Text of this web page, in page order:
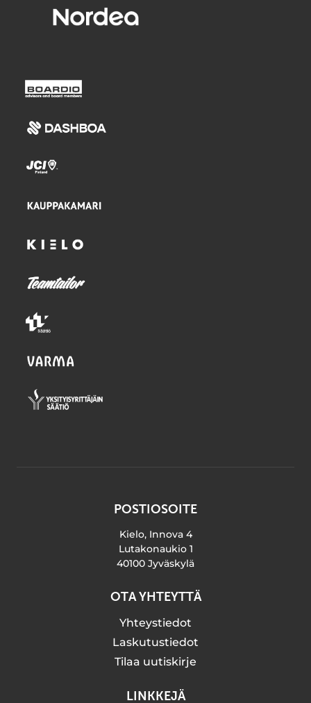
POSTIOSOITE
Kielo, Innova 4
Lutakonaukio 1
40100 Jyväskylä
OTA YHTEYTTÄ
Yhteystiedot
Laskutustiedot
Tilaa uutiskirje
LINKKEJÄ